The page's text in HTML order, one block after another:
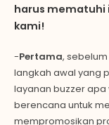
harus mematuhi
kami!
-Pertama,
langkah awal yang
layanan buzzer apa
berencana untuk
mempromosikan